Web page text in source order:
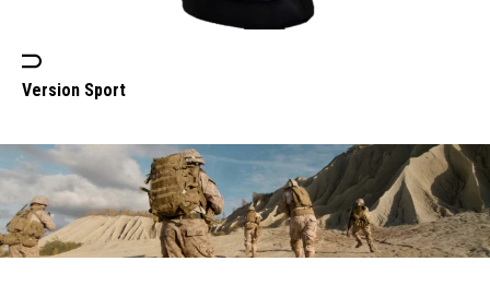
Version Sport